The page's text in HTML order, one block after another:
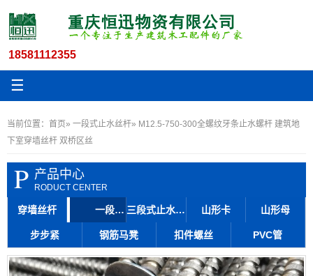
18581112355
☰
当前位置： 首页» 一段式止水丝杆» M12.5-750-300全螺纹牙条止水螺杆 建筑地
下室穿墙丝杆 双桥区丝
P 产品中心
RODUCT CENTER
穿墙丝杆 一段式止水丝杆 三段式止水丝杆 山形卡 山形母
步步紧 钢筋马凳 扣件螺丝 PVC管